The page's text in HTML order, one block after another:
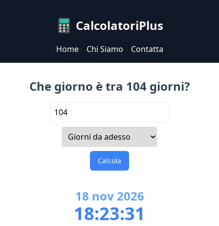
CalcolatoriPlus
Home Chi Siamo Contatta
Che giorno è tra 104 giorni?
Calcola
18 nov 2026
18:23:31